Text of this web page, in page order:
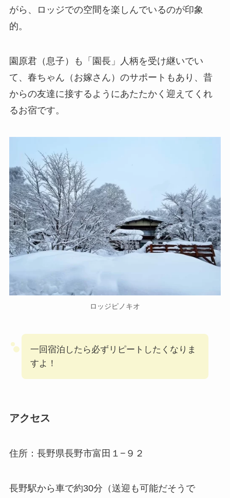
がら、ロッジでの空間を楽しんでいるのが印象
的。
園原君（息子）も「園長」人柄を受け継いでい
て、春ちゃん（お嫁さん）のサポートもあり、昔
からの友達に接するようにあたたかく迎えてくれ
るお宿です。
ロッジピノキオ
一回宿泊したら必ずリピートしたくなりま
すよ！
アクセス
住所：長野県長野市富田１−９２
長野駅から車で約30分（送迎も可能だそうで